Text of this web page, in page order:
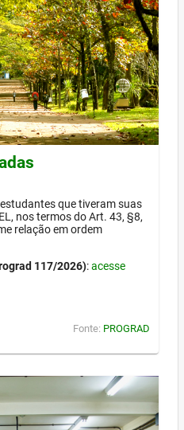
que tiveram suas
nos termos do Art. 43, §8,
relação em ordem
117/2026):acesse
Fonte: PROGRAD